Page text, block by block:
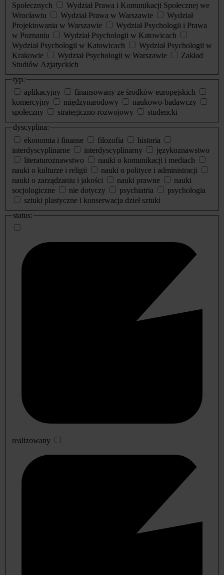
Społecznych
Wydział Prawa i Komunikacji Społecznej we
Wrocławiu
Wydział Prawa w Warszawie
Wydział
Projektowania w Warszawie
Wydział Psychologii i Prawa
w Poznaniu
Wydział Psychologii w Katowicach
Wydział Psychologii w Katowicach
Wydział Psychologii w
Krakowie
Wydział Psychologii w Warszawie
Zakład
Studiów Azjatyckich
typ:
aplikacyjny
finansowany ze środków europejskich
komercyjny
międzynarodowy
naukowo-badawczy
społeczny
strategiczno-rozwojowy
studencki
dyscyplina:
ekonomia i finanse
filozofia
historia
interdyscyplinarne
interdyscyplinarny
językoznawstwo
literaturoznawstwo
nauki o komunikacji i mediach
nauki o kulturze i religii
nauki o polityce i administracji
nauki o zarządzaniu i jakości
nauki prawne
nauki
socjologiczne
nie dotyczy psychiatria
psychologia
sztuki plastyczne i konserwacja dzieł sztuki
status:
realizowany